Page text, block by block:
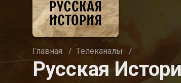
Главная / Телеканалы /
Русская